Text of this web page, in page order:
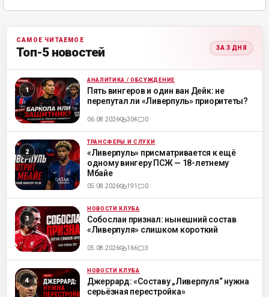
САМОЕ ЧИТАЕМОЕ
Топ-5 новостей ЗА 3 ДНЯ
ML АНАЛИТИКА / ОБСУЖДЕНИЕ
Пять вингеров и один ван Дейк: не
перепутал ли «Ливерпуль» приоритеты?
06.08.2026 304 0
ML ТРАНСФЕРЫ И СЛУХИ
«Ливерпуль» присматривается к ещё
одному вингеру ПСЖ — 18-летнему
Мбайе
05.08.2026 191 0
ML НОВОСТИ КЛУБА
Собослаи признал: нынешний состав
«Ливерпуля» слишком короткий
05.08.2026 166 3
ML НОВОСТИ КЛУБА
Джеррард: «Составу „Ливерпуля“ нужна
серьёзная перестройка»